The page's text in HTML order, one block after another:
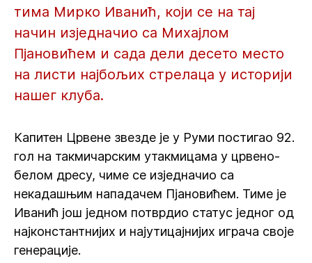
тима Мирко Иванић, који се на тај
начин изједначио са Михајлом
Пјановићем и сада дели десето место
на листи најбољих стрелаца у историји
нашег клуба.
Капитен Црвене звезде је у Руми постигао 92.
гол на такмичарским утакмицама у црвено-
белом дресу, чиме се изједначио са
некадашњим нападачем Пјановићем. Тиме је
Иванић још једном потврдио статус једног од
најконстантнијих и најутицајнијих играча своје
генерације.